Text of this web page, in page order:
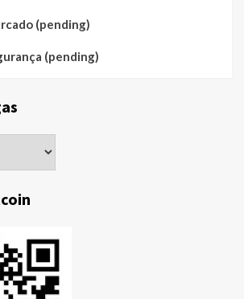
(pending)
(pending)